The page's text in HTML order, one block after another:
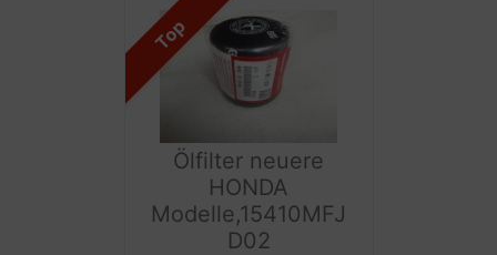
Top
Ölfilter neuere
HONDA
Modelle,15410MFJ
D02